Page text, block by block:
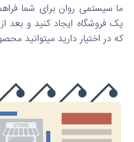
ما سیستمی روان برای شما
یک فروشگاه ایجاد کنید و بعد
که در اختیار دارید میتوانید